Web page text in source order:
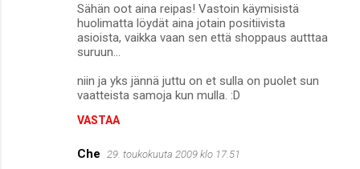
Sähän oot aina reipas! Vastoin käymisistä
huolimatta löydät aina jotain positiivista
asioista, vaikka vaan sen että shoppaus autttaa
suruun...
niin ja yks jännä juttu on et sulla on puolet sun
vaatteista samoja kun mulla. :D
VASTAA
Che 29. toukokuuta 2009 klo 17.51